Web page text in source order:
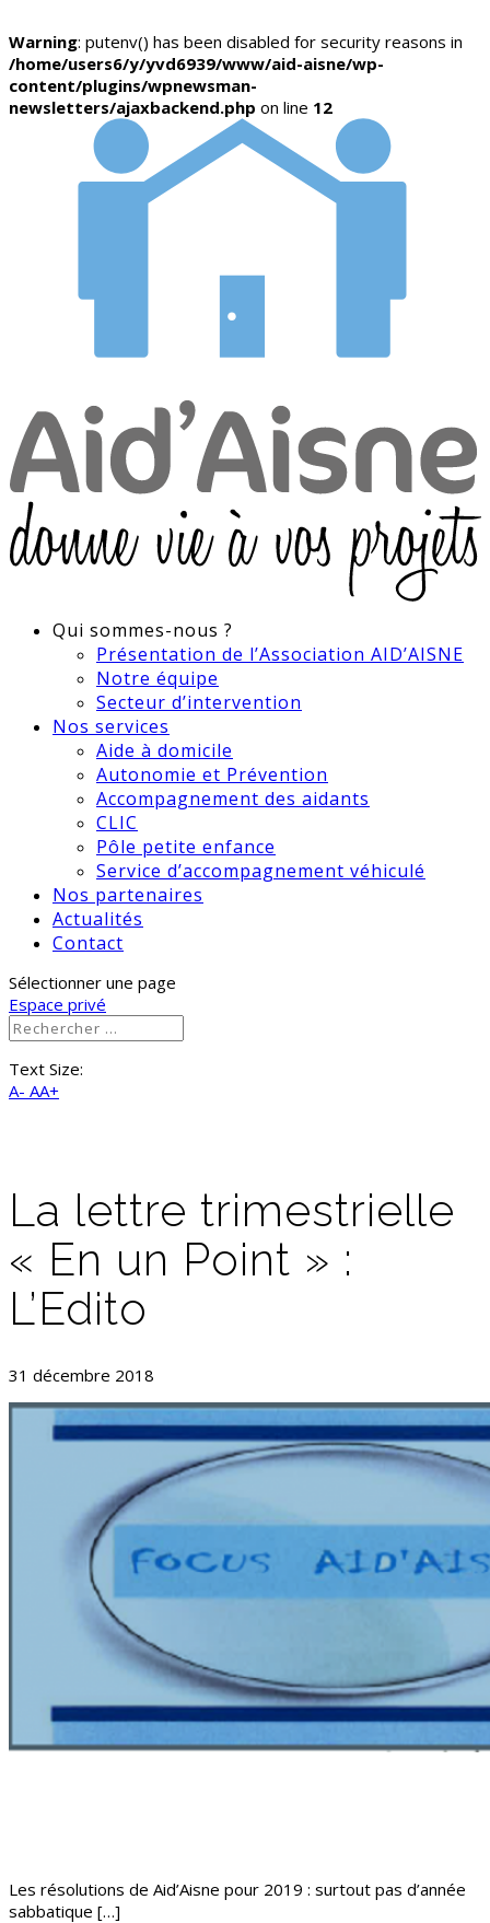
Warning: putenv() has been disabled for security reasons in
/home/users6/y/yvd6939/www/aid-aisne/wp-
content/plugins/wpnewsman-
newsletters/ajaxbackend.php on line 12
Qui sommes-nous ?
Présentation de l’Association AID’AISNE
Notre équipe
Secteur d’intervention
Nos services
Aide à domicile
Autonomie et Prévention
Accompagnement des aidants
CLIC
Pôle petite enfance
Service d’accompagnement véhiculé
Nos partenaires
Actualités
Contact
Sélectionner une page
Espace privé
Text Size:
A- AA+
La lettre trimestrielle
« En un Point » :
L’Edito
31 décembre 2018
Les résolutions de Aid’Aisne pour 2019 : surtout pas d’année
sabbatique […]